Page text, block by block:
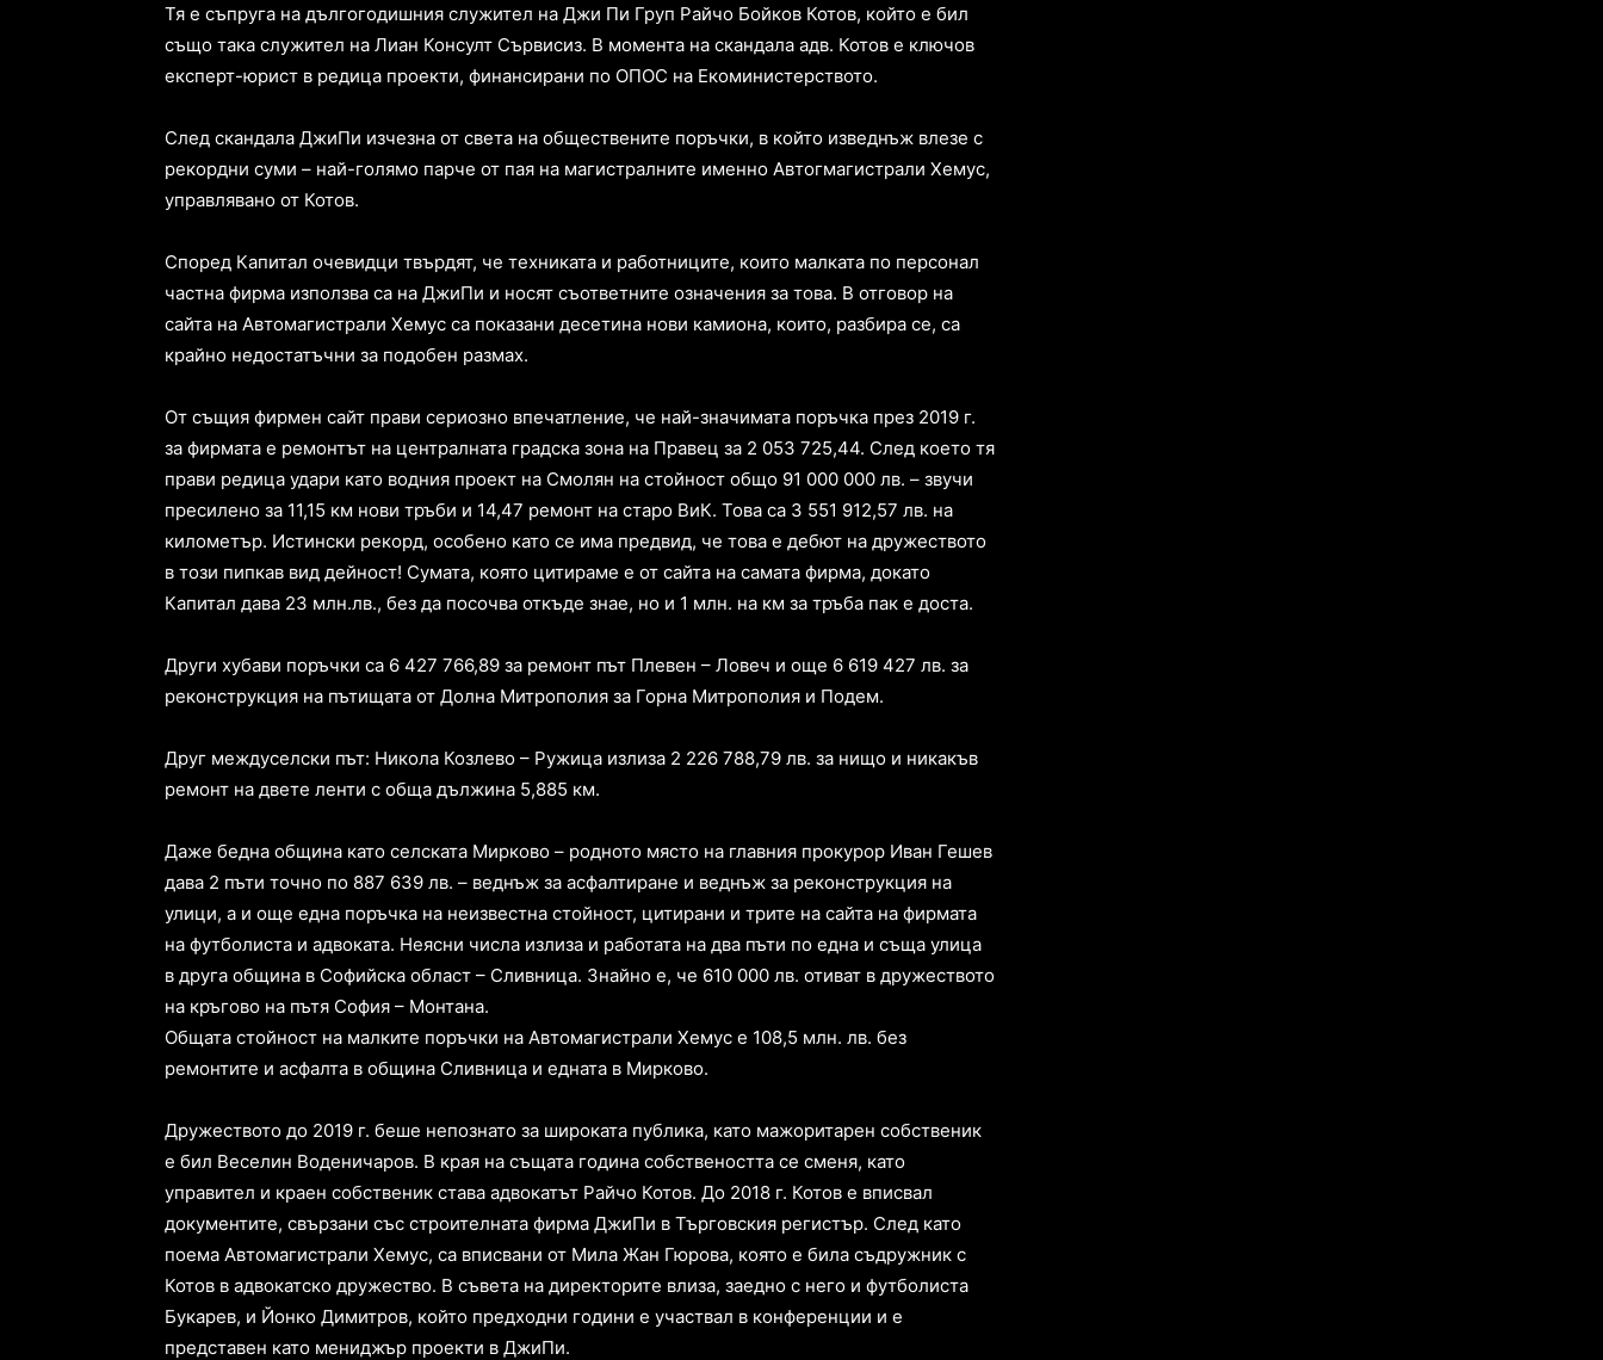
Тя е съпруга на дългогодишния служител на Джи Пи Груп Райчо Бойков Котов, който е бил
също така служител на Лиан Консулт Сървисиз. В момента на скандала адв. Котов е ключов
експерт-юрист в редица проекти, финансирани по ОПОС на Екоминистерството.
След скандала ДжиПи изчезна от света на обществените поръчки, в който изведнъж влезе с
рекордни суми – най-голямо парче от пая на магистралните именно Автогмагистрали Хемус,
управлявано от Котов.
Според Капитал очевидци твърдят, че техниката и работниците, които малката по персонал
частна фирма използва са на ДжиПи и носят съответните означения за това. В отговор на
сайта на Автомагистрали Хемус са показани десетина нови камиона, които, разбира се, са
крайно недостатъчни за подобен размах.
От същия фирмен сайт прави сериозно впечатление, че най-значимата поръчка през 2019 г.
за фирмата е ремонтът на централната градска зона на Правец за 2 053 725,44. След което тя
прави редица удари като водния проект на Смолян на стойност общо 91 000 000 лв. – звучи
пресилено за 11,15 км нови тръби и 14,47 ремонт на старо ВиК. Това са 3 551 912,57 лв. на
километър. Истински рекорд, особено като се има предвид, че това е дебют на дружеството
в този пипкав вид дейност! Сумата, която цитираме е от сайта на самата фирма, докато
Капитал дава 23 млн.лв., без да посочва откъде знае, но и 1 млн. на км за тръба пак е доста.
Други хубави поръчки са 6 427 766,89 за ремонт път Плевен – Ловеч и още 6 619 427 лв. за
реконструкция на пътищата от Долна Митрополия за Горна Митрополия и Подем.
Друг междуселски път: Никола Козлево – Ружица излиза 2 226 788,79 лв. за нищо и никакъв
ремонт на двете ленти с обща дължина 5,885 км.
Даже бедна община като селската Мирково – родното място на главния прокурор Иван Гешев
дава 2 пъти точно по 887 639 лв. – веднъж за асфалтиране и веднъж за реконструкция на
улици, а и още една поръчка на неизвестна стойност, цитирани и трите на сайта на фирмата
на футболиста и адвоката. Неясни числа излиза и работата на два пъти по една и съща улица
в друга община в Софийска област – Сливница. Знайно е, че 610 000 лв. отиват в дружеството
на кръгово на пътя София – Монтана.
Общата стойност на малките поръчки на Автомагистрали Хемус е 108,5 млн. лв. без
ремонтите и асфалта в община Сливница и едната в Мирково.
Дружеството до 2019 г. беше непознато за широката публика, като мажоритарен собственик
е бил Веселин Воденичаров. В края на същата година собствеността се сменя, като
управител и краен собственик става адвокатът Райчо Котов. До 2018 г. Котов е вписвал
документите, свързани със строителната фирма ДжиПи в Търговския регистър. След като
поема Автомагистрали Хемус, са вписвани от Мила Жан Гюрова, която е била съдружник с
Котов в адвокатско дружество. В съвета на директорите влиза, заедно с него и футболиста
Букарев, и Йонко Димитров, който предходни години е участвал в конференции и е
представен като мениджър проекти в ДжиПи.